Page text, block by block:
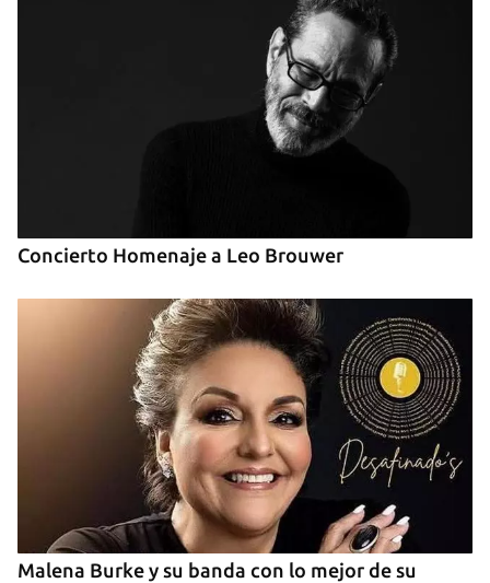
Concierto Homenaje a Leo Brouwer
Malena Burke y su banda con lo mejor de su